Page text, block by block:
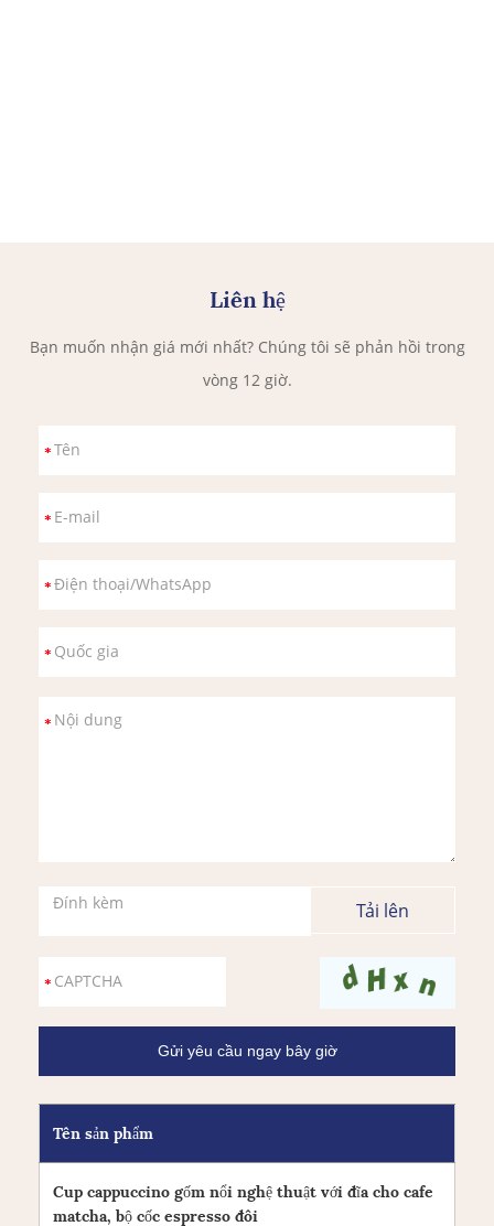
Liên hệ
Bạn muốn nhận giá mới nhất? Chúng tôi sẽ phản hồi trong
vòng 12 giờ.
Đính kèm
Tên sản phẩm
Cup cappuccino gốm nổi nghệ thuật với đĩa cho cafe
matcha, bộ cốc espresso đôi